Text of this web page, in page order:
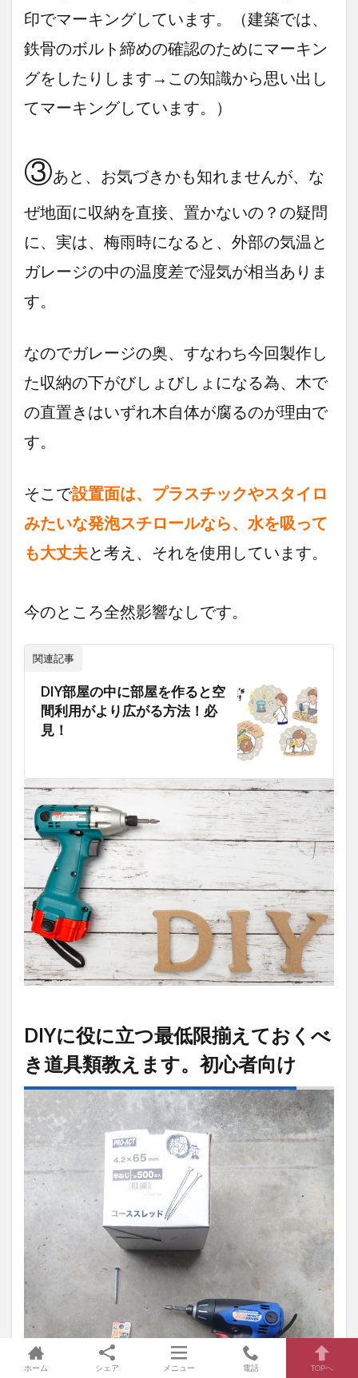
印でマーキングしています。（建築では、
鉄骨のボルト締めの確認のためにマーキン
グをしたりします→この知識から思い出し
てマーキングしています。）
③あと、お気づきかも知れませんが、な
ぜ地面に収納を直接、置かないの？の疑問
に、実は、梅雨時になると、外部の気温と
ガレージの中の温度差で湿気が相当ありま
す。
なのでガレージの奥、すなわち今回製作し
た収納の下がびしょびしょになる為、木で
の直置きはいずれ木自体が腐るのが理由で
す。
そこで設置面は、プラスチックやスタイロ
みたいな発泡スチロールなら、水を吸って
も大丈夫と考え、それを使用しています。
今のところ全然影響なしです。
関連記事
DIY部屋の中に部屋を作ると空
間利用がより広がる方法！必
見！
DIYに役に立つ最低限揃えておくべ
き道具類教えます。初心者向け
ホーム シェア メニュー 電話 TOPへ